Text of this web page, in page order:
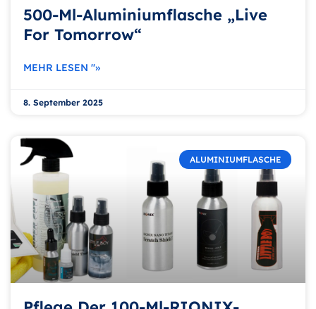
500-Ml-Aluminiumflasche „Live
For Tomorrow“
MEHR LESEN "»
8. September 2025
ALUMINIUMFLASCHE